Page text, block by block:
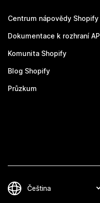
Centrum nápovědy Shopify
Dokumentace k rozhraní API
Komunita Shopify
Blog Shopify
Průzkum